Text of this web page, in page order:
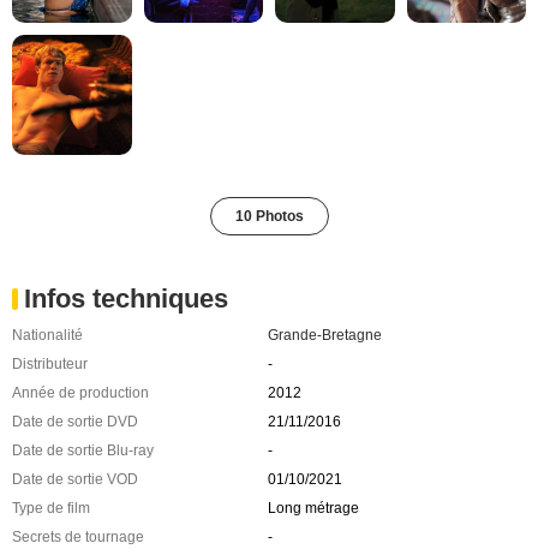
10 Photos
Infos techniques
Nationalité
Grande-Bretagne
Distributeur
-
Année de production
2012
Date de sortie DVD
21/11/2016
Date de sortie Blu-ray
-
Date de sortie VOD
01/10/2021
Type de film
Long métrage
Secrets de tournage
-